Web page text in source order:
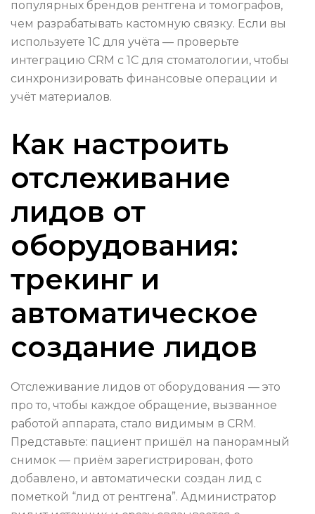
популярных брендов рентгена и томографов,
чем разрабатывать кастомную связку. Если вы
используете 1С для учёта — проверьте
интеграцию CRM с 1С для стоматологии, чтобы
синхронизировать финансовые операции и
учёт материалов.
Как настроить
отслеживание
лидов от
оборудования:
трекинг и
автоматическое
создание лидов
Отслеживание лидов от оборудования — это
про то, чтобы каждое обращение, вызванное
работой аппарата, стало видимым в CRM.
Представьте: пациент пришёл на панорамный
снимок — приём зарегистрирован, фото
добавлено, и автоматически создан лид с
пометкой “лид от рентгена”. Администратор